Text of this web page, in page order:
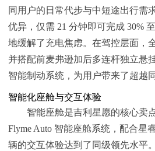
同用户的日常代步与中短途出行需
优异，仅需 21 分钟即可完成 30%
地缓解了充电焦虑。在驾控层面，
并搭配前麦弗逊加后多连杆独立悬
智能制动系统，为用户带来了超越
智能化座舱与交互体验
智能座舱是吉利星愿的核心卖
Flyme Auto 智能座舱系统，配合星
辆的交互体验达到了同级领先水平